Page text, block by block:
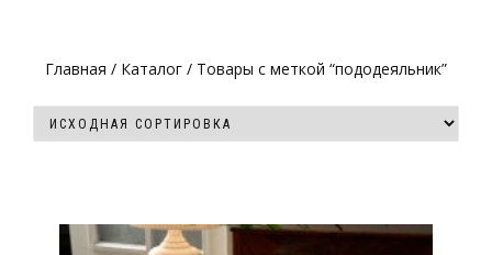
Главная / Каталог / Товары с меткой “пододеяльник”